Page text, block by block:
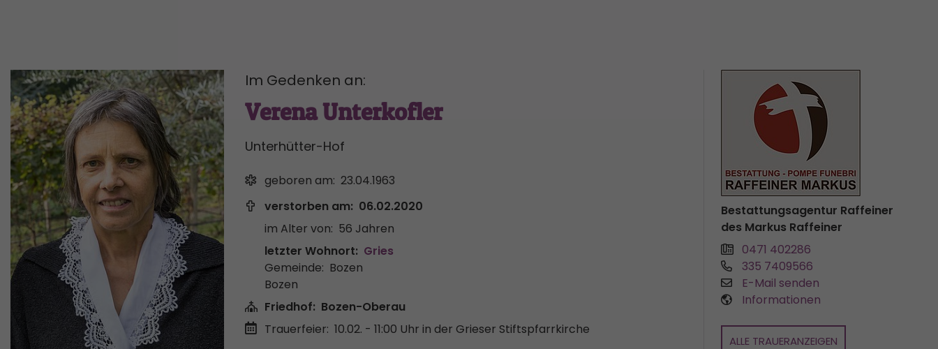
Im Gedenken an:
Verena Unterkofler
Unterhütter-Hof
geboren am: 23.04.1963
verstorben am: 06.02.2020
im Alter von: 56 Jahren
letzter Wohnort: Gries
Gemeinde: Bozen
Bozen
Friedhof: Bozen-Oberau
Trauerfeier: 10.02. - 11:00 Uhr in der Grieser Stiftspfarrkirche
Bestattungsagentur Raffeiner
des Markus Raffeiner
0471 402286
335 7409566
E-Mail senden
Informationen
ALLE TRAUERANZEIGEN